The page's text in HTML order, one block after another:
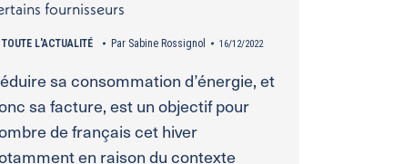
fournisseurs
TOUTE L'ACTUALITÉ Par Sabine Rossignol 16/12/2022
sa consommation d’énergie, et
sa facture, est un objectif pour
de français cet hiver
en raison du contexte